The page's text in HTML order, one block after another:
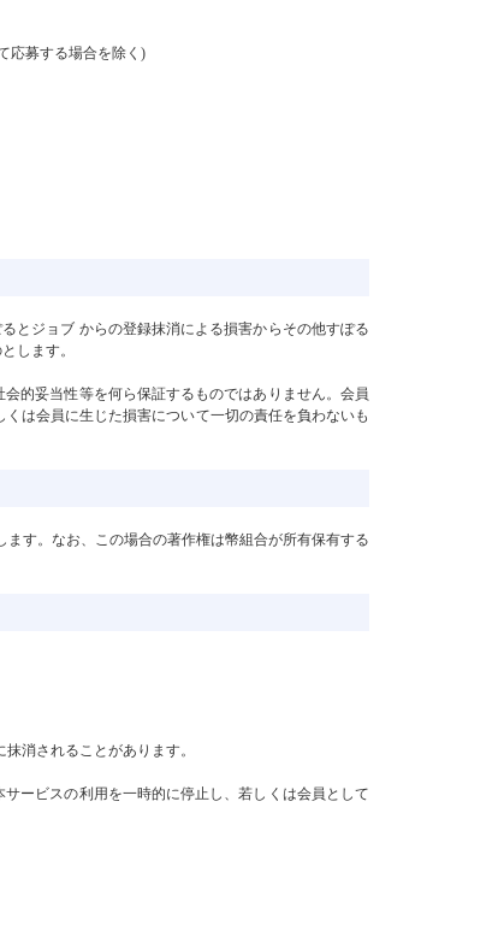
応募する場合を除く)
とジョブ からの登録抹消による損害からその他すぽる
します。
的妥当性等を何ら保証するものではありません。会員
は会員に生じた損害について一切の責任を負わないも
す。なお、この場合の著作権は幣組合が所有保有する
消されることがあります。
ービスの利用を一時的に停止し、若しくは会員として